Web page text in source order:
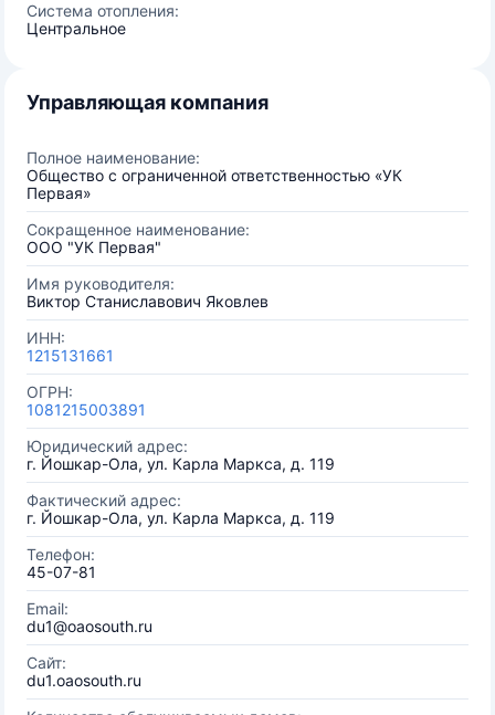
Система отопления:
Центральное
Управляющая компания
Полное наименование:
Общество с ограниченной ответственностью «УК
Первая»
Сокращенное наименование:
ООО "УК Первая"
Имя руководителя:
Виктор Станиславович Яковлев
ИНН:
1215131661
ОГРН:
1081215003891
Юридический адрес:
г. Йошкар-Ола, ул. Карла Маркса, д. 119
Фактический адрес:
г. Йошкар-Ола, ул. Карла Маркса, д. 119
Телефон:
45-07-81
Email:
du1@oaosouth.ru
Сайт:
du1.oaosouth.ru